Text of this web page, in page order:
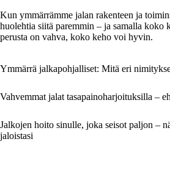
Kun ymmärrämme jalan rakenteen ja
huolehtia siitä paremmin – ja samalla koko
perusta on vahva, koko keho voi hyvin.
Ymmärrä jalkapohjalliset: Mitä eri
Vahvemmat jalat tasapainoharjoituksilla –
Jalkojen hoito sinulle, joka seisot paljon –
jaloistasi